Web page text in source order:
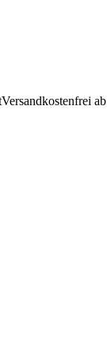
Versandkostenfrei